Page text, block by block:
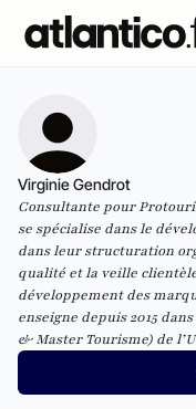
Virginie Gendrot
Consultante pour
se spécialise dans le
dans leur structuration
qualité et la veille
développement des
enseigne depuis 2015
& Master Tourisme) de